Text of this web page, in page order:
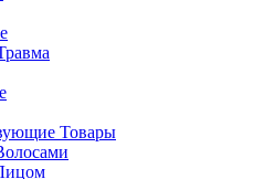
Товары